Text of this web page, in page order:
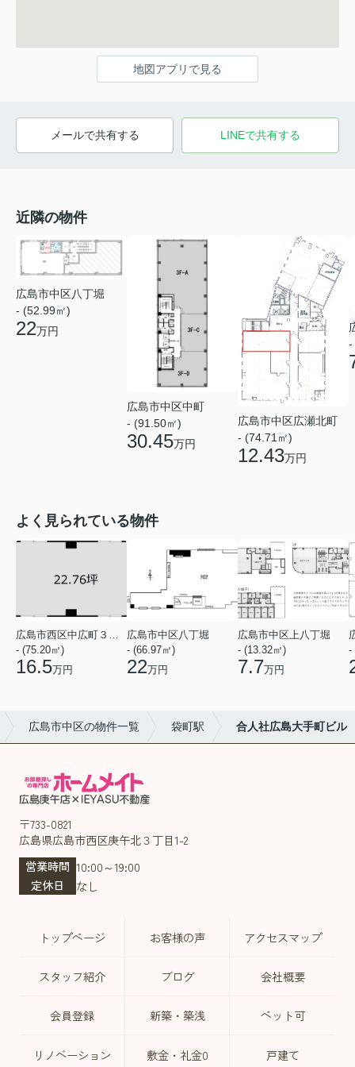
地図アプリで見る
メールで共有する LINEで共有する
近隣の物件
広島市中区八丁堀
- (52.99㎡)
22万円
広島市中区中町
- (91.50㎡)
30.45万円
広島市中区広瀬北町
- (74.71㎡)
12.43万円
-
よく見られている物件
- (75.20㎡)
16.5万円
広島市中区八丁堀
- (66.97㎡)
22万円
広島市中区上八丁堀
- (13.32㎡)
7.7万円
-
広島市中区の物件一覧 袋町駅 合人社広島大手町ビル
〒733-0821
広島県広島市西区庚午北３丁目1-2
営業時間 10:00～19:00
定休日
なし
トップページ お客様の声 アクセスマップ
スタッフ紹介 ブログ 会社概要
会員登録 新築・築浅 ペット可
リノベーション 敷金・礼金0 戸建て